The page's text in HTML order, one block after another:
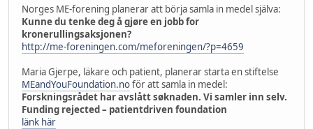
Norges ME-forening planerar att börja samla in medel själva:
Kunne du tenke deg å gjøre en jobb for
kronerullingsaksjonen?
http://me-foreningen.com/meforeningen/?p=4659
Maria Gjerpe, läkare och patient, planerar starta en stiftelse
MEandYouFoundation.noför att samla in medel:
Forskningsrådet har avslått søknaden. Vi samler inn selv.
Funding rejected – patientdriven foundation
länk här